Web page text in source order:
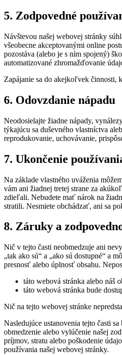
5. Zodpovedné
Návštevou našej webovej stránky
všeobecne akceptovanými online
pozostáva (alebo je s ním spojený)
automatizované zhromažďovanie
Zapájanie sa do akejkoľvek činnosti,
6. Odovzdanie nápadu
Neodosielajte žiadne nápady,
týkajúcu sa duševného vlastníctva
reprodukovanie, uchovávanie,
7. Ukončenie
Na základe vlastného uváženia
vám ani žiadnej tretej strane za
zdieľali. Nebudete mať nárok na
stratili. Nesmiete obchádzať, ani sa
8. Záruky a
Nič v tejto časti neobmedzuje ani
„tak ako sú“ a „ako sú dostupné“ a
presnosť alebo úplnosť obsahu.
táto webová stránka alebo náš
táto webová stránka bude
Nič na tejto webovej stránke
Nasledujúce ustanovenia tejto časti
obmedzenie alebo vylúčenie našej
príjmov, stratu alebo poškodenie
používania našej webovej stránky.